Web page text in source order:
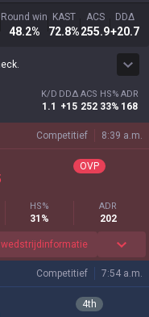
Round win
48.2%
KAST
72.8%
ACS
255.9
DDΔ
+20.7
K/D
1.1
DDΔ
+15
ACS
252
HS%
33%
ADR
168
Competitief 8:39 a.m.
OVP
HS%
31%
ADR
202
wedstrijdinformatie
Competitief 7:54 a.m.
4th